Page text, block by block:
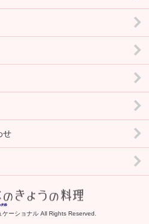
せ
ーショナル All Rights Reserved.